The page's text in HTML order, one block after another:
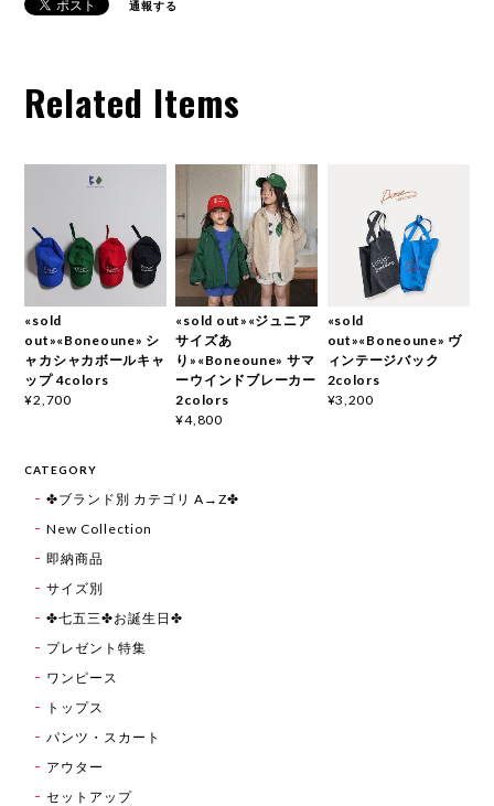
通報する
Related Items
«sold
out»«Boneoune» シ
ャカシャカボールキャ
ップ 4colors
¥2,700
«sold out»«ジュニア
サイズあ
り»«Boneoune» サマ
ーウインドブレーカー
2colors
¥4,800
«sold
out»«Boneoune» ヴ
ィンテージバック
2colors
¥3,200
CATEGORY
✤ブランド別 カテゴリ A→Z✤
New Collection
即納商品
サイズ別
✤七五三✤お誕生日✤
プレゼント特集
ワンピース
トップス
パンツ・スカート
アウター
セットアップ